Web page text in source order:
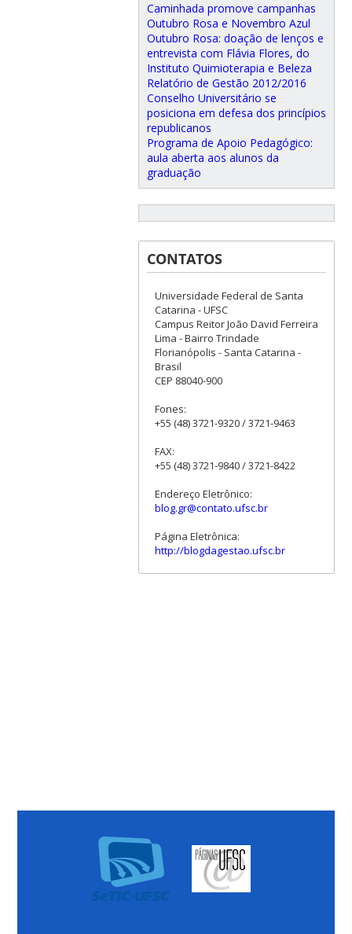
Caminhada promove campanhas
Outubro Rosa e Novembro Azul
Outubro Rosa: doação de lenços e
entrevista com Flávia Flores, do
Instituto Quimioterapia e Beleza
Relatório de Gestão 2012/2016
Conselho Universitário se
posiciona em defesa dos princípios
republicanos
Programa de Apoio Pedagógico:
aula aberta aos alunos da
graduação
CONTATOS
Universidade Federal de Santa
Catarina - UFSC
Campus Reitor João David Ferreira
Lima - Bairro Trindade
Florianópolis - Santa Catarina -
Brasil
CEP 88040-900
Fones:
+55 (48) 3721-9320 / 3721-9463
FAX:
+55 (48) 3721-9840 / 3721-8422
Endereço Eletrônico:
blog.gr@contato.ufsc.br
Página Eletrônica:
http://blogdagestao.ufsc.br